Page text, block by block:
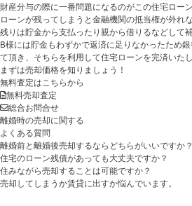
財産分与の際に一番問題になるのがこの住宅ロー
ローンが残ってしまうと金融機関の抵当権が外れ
残りは貯金から支払ったり親から借りるなどして
B様には貯金もわずかで返済に足りなかったため
て頂き、そちらを利用して住宅ローンを完済いたし
まずは売却価格を知りましょう！
無料査定はこちらから
無料売却査定
総合お問合せ
離婚時の売却に関する
よくある質問
離婚前と離婚後売却するならどちらがいいですか？
住宅のローン残債があっても大丈夫ですか？
住みながら売却することは可能ですか？
売却してしまうか賃貸に出すか悩んでいます。